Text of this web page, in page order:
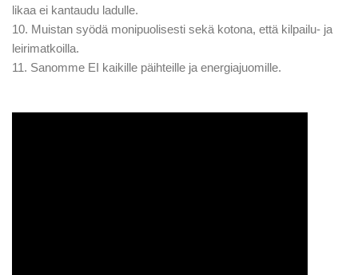
likaa ei kantaudu ladulle.
10. Muistan syödä monipuolisesti sekä kotona, että kilpailu- ja
leirimatkoilla.
11. Sanomme EI kaikille päihteille ja energiajuomille.